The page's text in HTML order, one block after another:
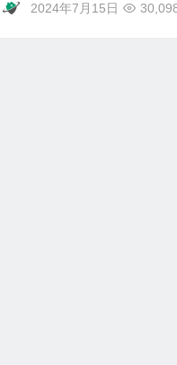
2024年7月15日